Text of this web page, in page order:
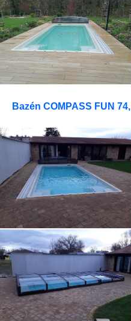
Bazén COMPASS FUN 74,